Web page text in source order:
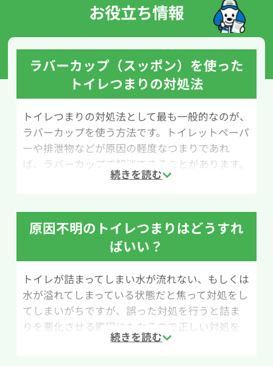
お役立ち情報
ラバーカップ（スッポン）を使った
トイレつまりの対処法
トイレつまりの対処法として最も一般的なのが、
ラバーカップを使う方法です。トイレットペーパ
ーや排泄物などが原因の軽度なつまりであれ
ば、ラバーカップで解消できることがあります。
ラバーカップはホームセンターやネットショップ
ブルに備えて1つ用意しておくと安心です。
用意するものは、ラバーカップ、水、大きめのビ
ニール袋です。作業の際は水が飛び散る可能性が
養生しておくと掃除の手間を減らせます。
作業手順は次の通りです。まずラバーカップを排
水口にしっかり密着させます。次にカップをゆっ
くり押し込み、中の空気を抜いて密閉状態を作り
原因不明のトイレつまりはどうすれ
ばいい？
トイレが詰まってしまい水が流れない、もしくは
水が溢れてしまっている状態だと焦って対処をし
てしまいがちですが、誤った対処を行うと詰ま
りを悪化させる原因にもなるので正しい対処を